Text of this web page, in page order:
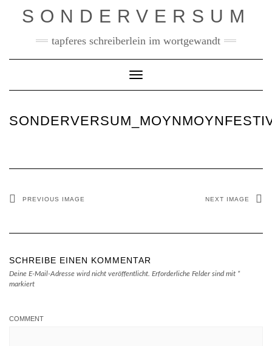
SONDERVERSUM
tapferes schreiberlein im wortgewandt
Toggle Navigation
PREVIOUS IMAGE NEXT IMAGE
SCHREIBE EINEN KOMMENTAR
Deine E-Mail-Adresse wird nicht veröffentlicht. Erforderliche Felder sind mit *
markiert
COMMENT